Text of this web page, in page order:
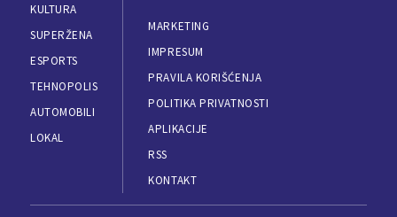
KULTURA
SUPERŽENA
ESPORTS
TEHNOPOLIS
AUTOMOBILI
LOKAL
MARKETING
IMPRESUM
PRAVILA KORIŠĆENJA
POLITIKA PRIVATNOSTI
APLIKACIJE
RSS
KONTAKT